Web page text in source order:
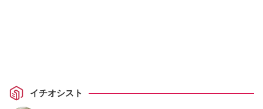
イチオシスト